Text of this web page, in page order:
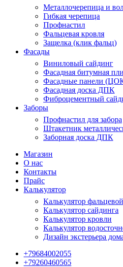
Металлочерепица и
Гибкая черепица
Профнастил
Фальцевая кровля
Защелка (клик фальц)
Фасады
Виниловый сайдинг
Фасадная битумная
Фасадные панели
Фасадная доска ДПК
Фиброцементный
Заборы
Профнастил для забора
Штакетник
Заборная доска ДПК
Магазин
О нас
Контакты
Прайс
Калькулятор
Калькулятор
Калькулятор сайдинга
Калькулятор кровли
Калькулятор
Дизайн экстерьера
+79684002055
+79260460565